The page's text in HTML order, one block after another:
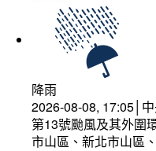
降雨
2026-08-08, 17:05│
第13號颱風及其外圍
市山區、新北市山區